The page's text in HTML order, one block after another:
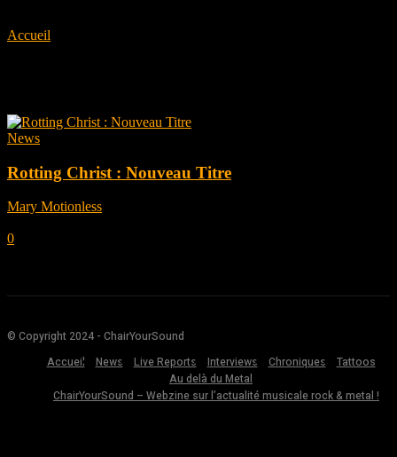
Accueil
News
Rotting Christ : Nouveau Titre
Mary Motionless
0
© Copyright 2024 - ChairYourSound
Accueil
News Live Reports Interviews Chroniques
Tattoos
Au delà du Metal
ChairYourSound – Webzine sur l’actualité musicale rock & metal !